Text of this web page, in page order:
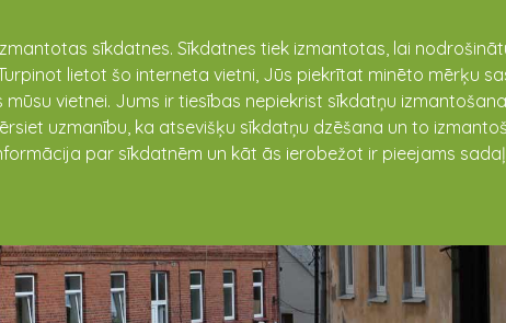
sīkdatnes. Sīkdatnes tiek izmantotas, lai
lietot šo interneta vietni, Jūs piekrītat minēto mērķu
vietnei. Jums ir tiesības nepiekrist sīkdatņu
uzmanību, ka atsevišķu sīkdatņu dzēšana un to
par sīkdatnēm un kāt ās ierobežot ir pieejams